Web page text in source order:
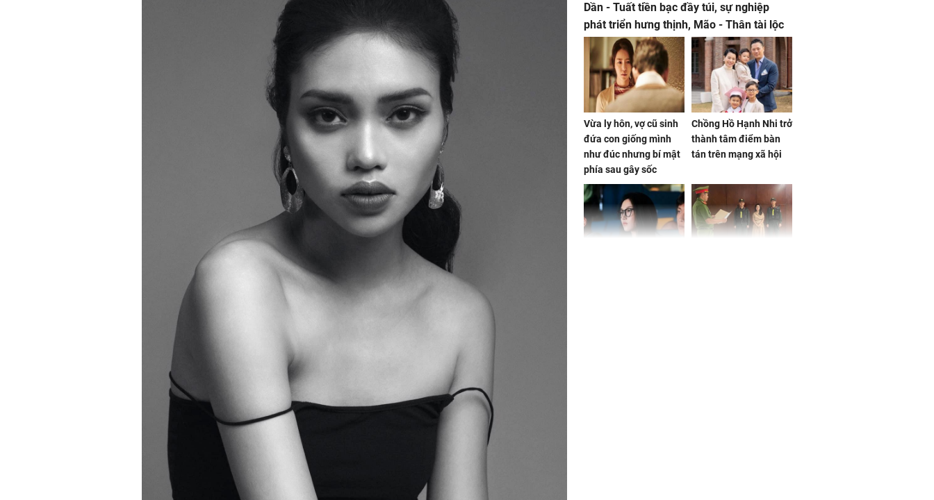
Dần - Tuất tiền bạc đầy túi, sự nghiệp
phát triển hưng thịnh, Mão - Thân tài lộc
ảm đạm, mọi sự khó thành công mỹ mãn
Vừa ly hôn, vợ cũ sinh
đứa con giống mình
như đúc nhưng bí mật
phía sau gây sốc
Chồng Hồ Hạnh Nhi trở
thành tâm điểm bàn
tán trên mạng xã hội